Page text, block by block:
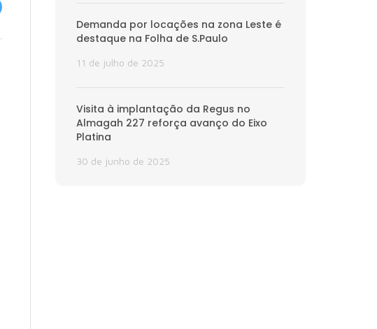
Demanda por locações na zona Leste é
destaque na Folha de S.Paulo
11 de julho de 2025
Visita à implantação da Regus no
Almagah 227 reforça avanço do Eixo
Platina
30 de junho de 2025